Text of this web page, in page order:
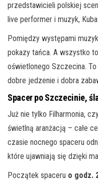
przedstawicieli polskiej
live performer i muzyk,
Pomiędzy występami
pokazy tańca. A wszystko
oświetlonego Szczecina.
dobre jedzenie i dobra
Spacer po Szczecinie,
Już nie tylko Filharmonia,
świetlną aranżacją – całe
czasie nocnego spaceru
które ujawniają się dzięki
Początek spaceru o godz.